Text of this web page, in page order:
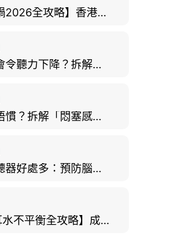
【人工耳蝸2026全攻略】香港手術費用、原理與副作用評估！
戴助聽器會令聽力下降？拆解越戴越聾迷思與聽覺剝奪真相
助聽器戴唔慣？拆解「悶塞感」成因、堵耳效應與 4 週適應期全攻略
長者戴助聽器好處多：預防腦退化、9大誤區破解及家屬陪伴全手冊
【2026 耳水不平衡全攻略】成因、病徵、治療及改善方法